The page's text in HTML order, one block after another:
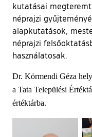
kutatásai
néprajzi
alapkutatások,
néprajzi
használatosak.
Dr. Körmendi Géza
a Tata Települési
értéktárba.
Ugrás a galéria